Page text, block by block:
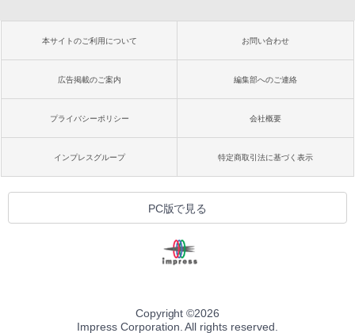
本サイトのご利用について お問い合わせ
広告掲載のご案内 編集部へのご連絡
プライバシーポリシー 会社概要
インプレスグループ 特定商取引法に基づく表示
PC版で見る
Copyright ©2026
Impress Corporation. All rights reserved.